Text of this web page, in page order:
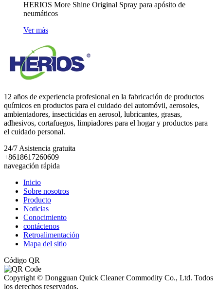
HERIOS More Shine Original Spray para apósito de
neumáticos
Ver más
12 años de experiencia profesional en la fabricación de productos
químicos en productos para el cuidado del automóvil, aerosoles,
ambientadores, insecticidas en aerosol, lubricantes, grasas,
adhesivos, cortafuegos, limpiadores para el hogar y productos para
el cuidado personal.
24/7 Asistencia gratuita
+8618617260609
navegación rápida
Inicio
Sobre nosotros
Producto
Noticias
Conocimiento
contáctenos
Retroalimentación
Mapa del sitio
Código QR
Copyright © Dongguan Quick Cleaner Commodity Co., Ltd. Todos
los derechos reservados.